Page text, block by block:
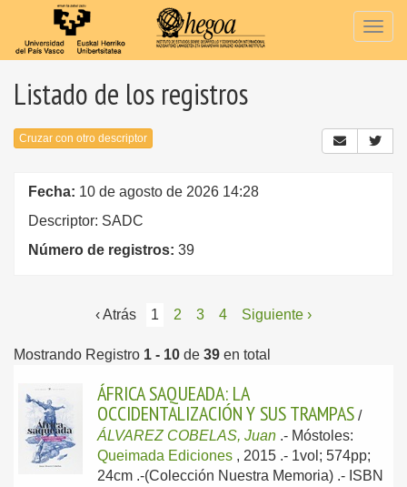
Listado de los registros
Cruzar con otro descriptor
Fecha: 10 de agosto de 2026 14:28
Descriptor: SADC
Número de registros: 39
‹ Atrás 1 2 3 4 Siguiente ›
Mostrando Registro 1 - 10 de 39 en total
ÁFRICA SAQUEADA: LA
OCCIDENTALIZACIÓN Y SUS TRAMPAS /
ÁLVAREZ COBELAS, Juan .- Móstoles:
Queimada Ediciones , 2015 .- 1vol; 574pp;
24cm .-(Colección Nuestra Memoria) .- ISBN